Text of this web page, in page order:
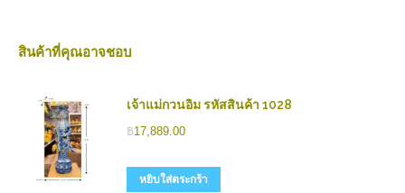
สินค้าที่คุณอาจชอบ
เจ้าแม่กวนอิม รหัสสินค้า 1028
฿17,889.00
หยิบใส่ตระกร้า